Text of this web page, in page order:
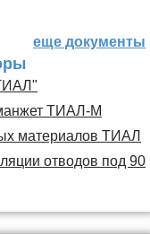
еще документы
манжет ТИАЛ-М
материалов ТИАЛ
отводов под 90